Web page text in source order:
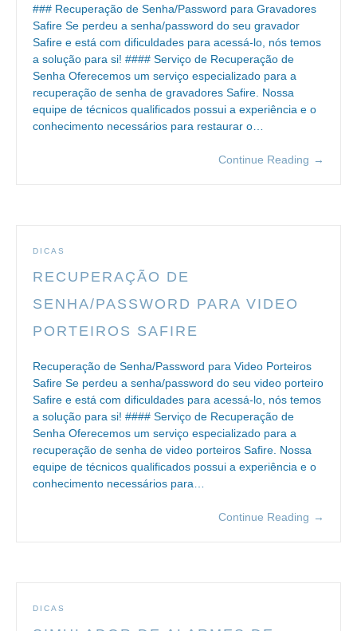
### Recuperação de Senha/Password para Gravadores
Safire Se perdeu a senha/password do seu gravador
Safire e está com dificuldades para acessá-lo, nós temos
a solução para si! #### Serviço de Recuperação de
Senha Oferecemos um serviço especializado para a
recuperação de senha de gravadores Safire. Nossa
equipe de técnicos qualificados possui a experiência e o
conhecimento necessários para restaurar o…
Continue Reading →
DICAS
RECUPERAÇÃO DE
SENHA/PASSWORD PARA VIDEO
PORTEIROS SAFIRE
Recuperação de Senha/Password para Video Porteiros
Safire Se perdeu a senha/password do seu video porteiro
Safire e está com dificuldades para acessá-lo, nós temos
a solução para si! #### Serviço de Recuperação de
Senha Oferecemos um serviço especializado para a
recuperação de senha de video porteiros Safire. Nossa
equipe de técnicos qualificados possui a experiência e o
conhecimento necessários para…
Continue Reading →
DICAS